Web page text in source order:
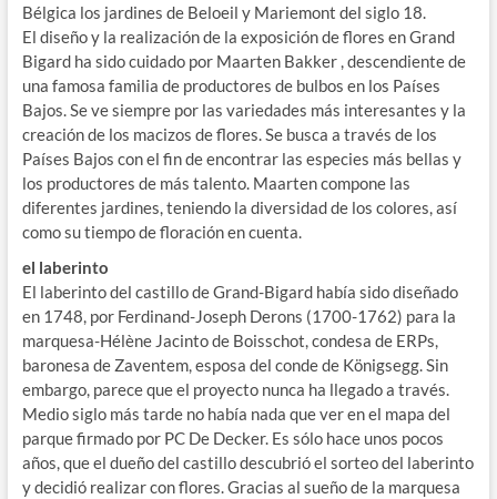
Bélgica los jardines de Beloeil y Mariemont del siglo 18.
El diseño y la realización de la exposición de flores en Grand
Bigard ha sido cuidado por Maarten Bakker , descendiente de
una famosa familia de productores de bulbos en los Países
Bajos. Se ve siempre por las variedades más interesantes y la
creación de los macizos de flores. Se busca a través de los
Países Bajos con el fin de encontrar las especies más bellas y
los productores de más talento. Maarten compone las
diferentes jardines, teniendo la diversidad de los colores, así
como su tiempo de floración en cuenta.
el laberinto
El laberinto del castillo de Grand-Bigard había sido diseñado
en 1748, por Ferdinand-Joseph Derons (1700-1762) para la
marquesa-Hélène Jacinto de Boisschot, condesa de ERPs,
baronesa de Zaventem, esposa del conde de Königsegg. Sin
embargo, parece que el proyecto nunca ha llegado a través.
Medio siglo más tarde no había nada que ver en el mapa del
parque firmado por PC De Decker. Es sólo hace unos pocos
años, que el dueño del castillo descubrió el sorteo del laberinto
y decidió realizar con flores. Gracias al sueño de la marquesa